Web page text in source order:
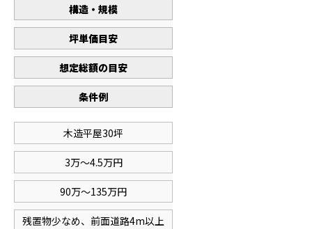
構造・規模
坪単価目安
想定総額の目安
条件例
木造平屋30坪
3万～4.5万円
90万～135万円
残置物少なめ、前面道路4m以上